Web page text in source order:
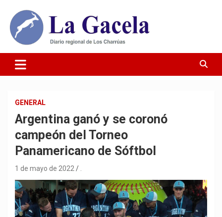
contenido
Diario La Gacela
GENERAL
Argentina ganó y se coronó
campeón del Torneo
Panamericano de Sóftbol
1 de mayo de 2022